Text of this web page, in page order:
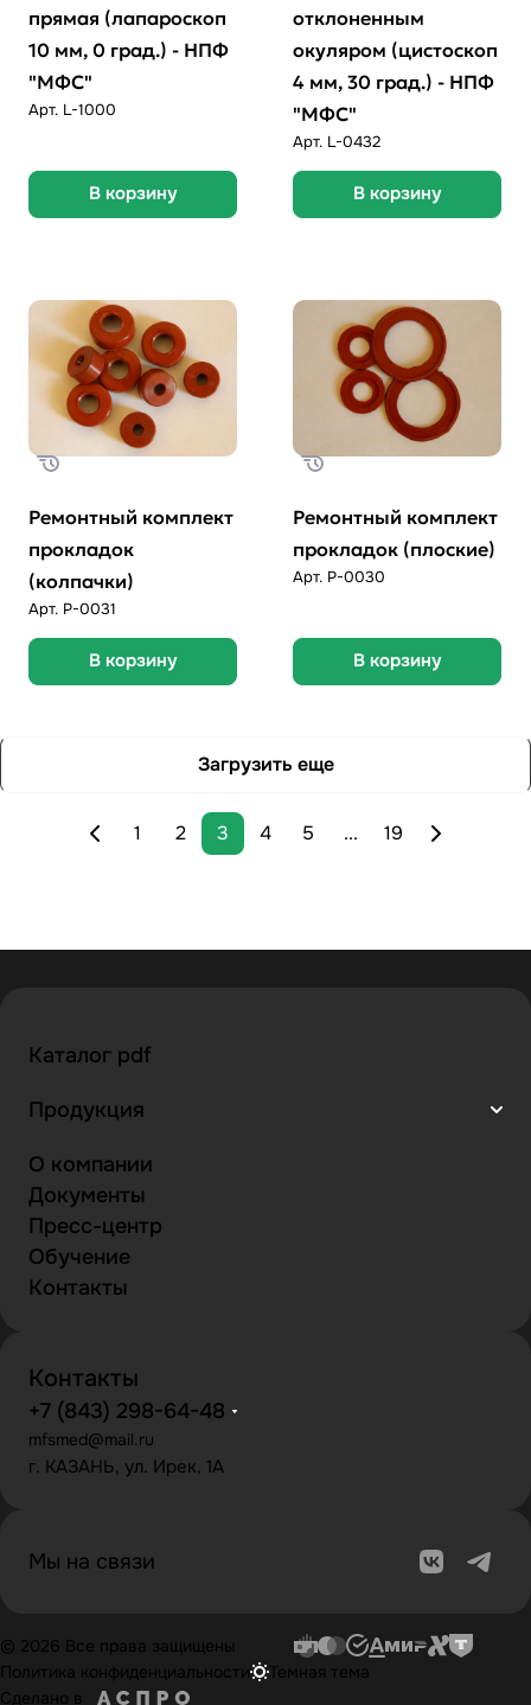
прямая (лапароскоп
10 мм, 0 град.) - НПФ
"МФС"
Арт. L-1000
В корзину
отклоненным
окуляром (цистоскоп
4 мм, 30 град.) - НПФ
"МФС"
Арт. L-0432
В корзину
Ремонтный комплект
прокладок
(колпачки)
Арт. P-0031
В корзину
Ремонтный комплект
прокладок (плоские)
Арт. P-0030
В корзину
Загрузить еще
1 2 3 4 5 ... 19
Каталог pdf
Продукция
О компании
Документы
Пресс-центр
Обучение
Контакты
Контакты
+7 (843) 298-64-48
mfsmed@mail.ru
г. КАЗАНЬ, ул. Ирек, 1А
Мы на связи
© 2026 Все права защищены
Политика конфиденциальности
Темная тема
Сделано в